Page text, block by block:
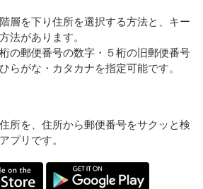
層を下り住所を選択する方法と、キー
法があります。
の郵便番号の数字・５桁の旧郵便番号
らがな・カタカナを指定可能です。
所を、住所から郵便番号をサクッと検
プリです。